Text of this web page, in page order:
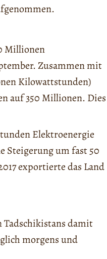
Millionen
Zusammen mit
Kilowattstunden)
auf 350 Millionen. Dies
Elektroenergie
Steigerung um fast 50
exportierte das Land
Tadschikistans damit
morgens und